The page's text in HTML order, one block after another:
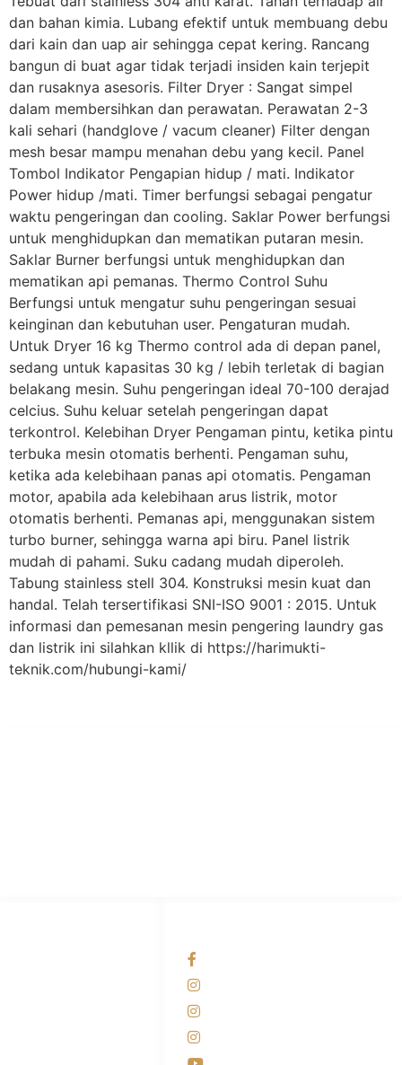
dan bahan kimia. Lubang efektif untuk membuang debu
dari kain dan uap air sehingga cepat kering. Rancang
bangun di buat agar tidak terjadi insiden kain terjepit
dan rusaknya asesoris. Filter Dryer : Sangat simpel
dalam membersihkan dan perawatan. Perawatan 2-3
kali sehari (handglove / vacum cleaner) Filter dengan
mesh besar mampu menahan debu yang kecil. Panel
Tombol Indikator Pengapian hidup / mati. Indikator
Power hidup /mati. Timer berfungsi sebagai pengatur
waktu pengeringan dan cooling. Saklar Power berfungsi
untuk menghidupkan dan mematikan putaran mesin.
Saklar Burner berfungsi untuk menghidupkan dan
mematikan api pemanas. Thermo Control Suhu
Berfungsi untuk mengatur suhu pengeringan sesuai
keinginan dan kebutuhan user. Pengaturan mudah.
Untuk Dryer 16 kg Thermo control ada di depan panel,
sedang untuk kapasitas 30 kg / lebih terletak di bagian
belakang mesin. Suhu pengeringan ideal 70-100 derajad
celcius. Suhu keluar setelah pengeringan dapat
terkontrol. Kelebihan Dryer Pengaman pintu, ketika pintu
terbuka mesin otomatis berhenti. Pengaman suhu,
ketika ada kelebihaan panas api otomatis. Pengaman
motor, apabila ada kelebihaan arus listrik, motor
otomatis berhenti. Pemanas api, menggunakan sistem
turbo burner, sehingga warna api biru. Panel listrik
mudah di pahami. Suku cadang mudah diperoleh.
Tabung stainless stell 304. Konstruksi mesin kuat dan
handal. Telah tersertifikasi SNI-ISO 9001 : 2015. Untuk
informasi dan pemesanan mesin pengering laundry gas
dan listrik ini silahkan kllik di https://harimukti-
teknik.com/hubungi-kami/